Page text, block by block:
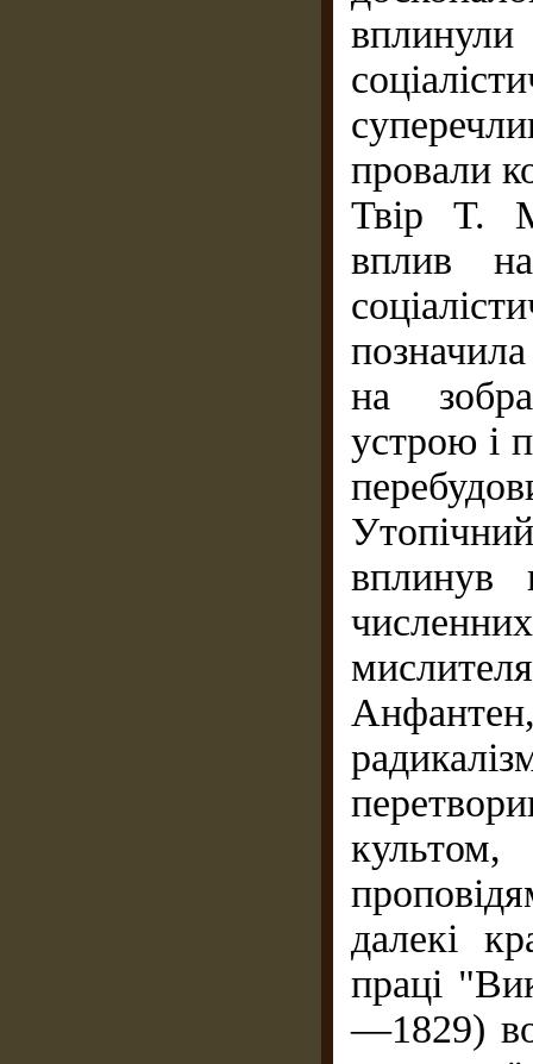
провали
Твір Т.
вплив
на
устрою і
вплинув
далекі
праці
—1829)